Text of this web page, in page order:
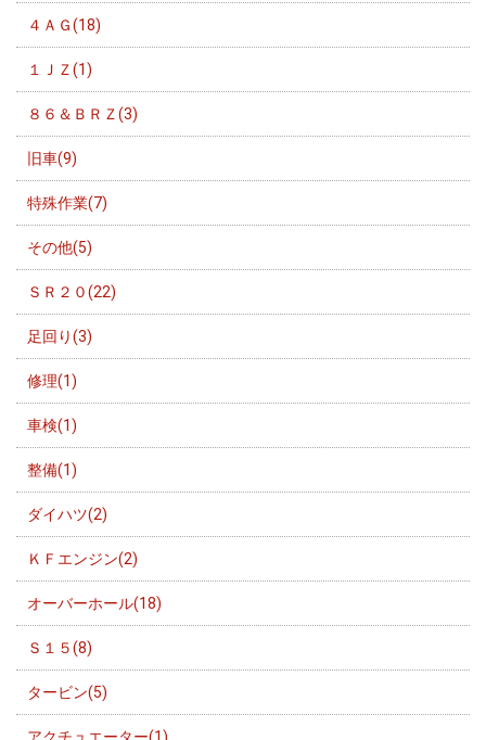
４ＡＧ(18)
１ＪＺ(1)
８６＆ＢＲＺ(3)
旧車(9)
特殊作業(7)
その他(5)
ＳＲ２０(22)
足回り(3)
修理(1)
車検(1)
整備(1)
ダイハツ(2)
ＫＦエンジン(2)
オーバーホール(18)
Ｓ１５(8)
タービン(5)